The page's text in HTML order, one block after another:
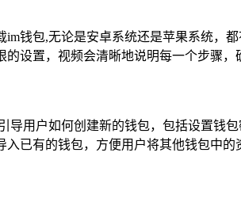
钱包,无论是安卓系统还是苹果系统，
设置，视频会清晰地说明每一个步骤，
用户如何创建新的钱包，包括设置钱包
已有的钱包，方便用户将其他钱包中的